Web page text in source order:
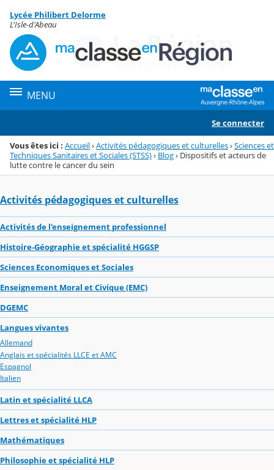
Menu de la rubrique
Contenu
Lycée Philibert Delorme
L'Isle-d'Abeau
MENU
Se connecter
Vous êtes ici : Accueil›Activités pédagogiques et culturelles›Sciences et
Techniques Sanitaires et Sociales (STSS)› Blog› Dispositifs et acteurs de
lutte contre le cancer du sein
Activités pédagogiques et culturelles
Activités de l'enseignement professionnel
Histoire-Géographie et spécialité HGGSP
Sciences Economiques et Sociales
Enseignement Moral et Civique (EMC)
DGEMC
Langues vivantes
Allemand
Anglais et spécialités LLCE et AMC
Espagnol
Italien
Latin et spécialité LLCA
Lettres et spécialité HLP
Mathématiques
Philosophie et spécialité HLP